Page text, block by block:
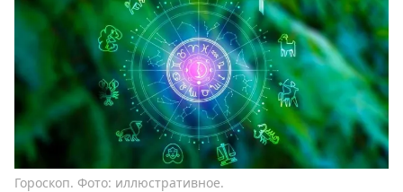
Гороскоп. Фото: иллюстративное.